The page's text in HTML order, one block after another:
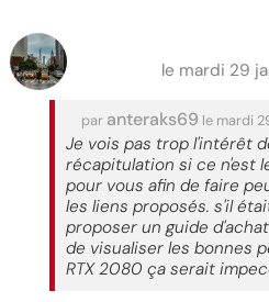
le mardi 29
par anteraks69 le mardi
Je vois pas trop l'intérêt
récapitulation si ce n'est
pour vous afin de faire
les liens proposés. s'il
proposer un guide
de visualiser les bonnes
RTX 2080 ça serait